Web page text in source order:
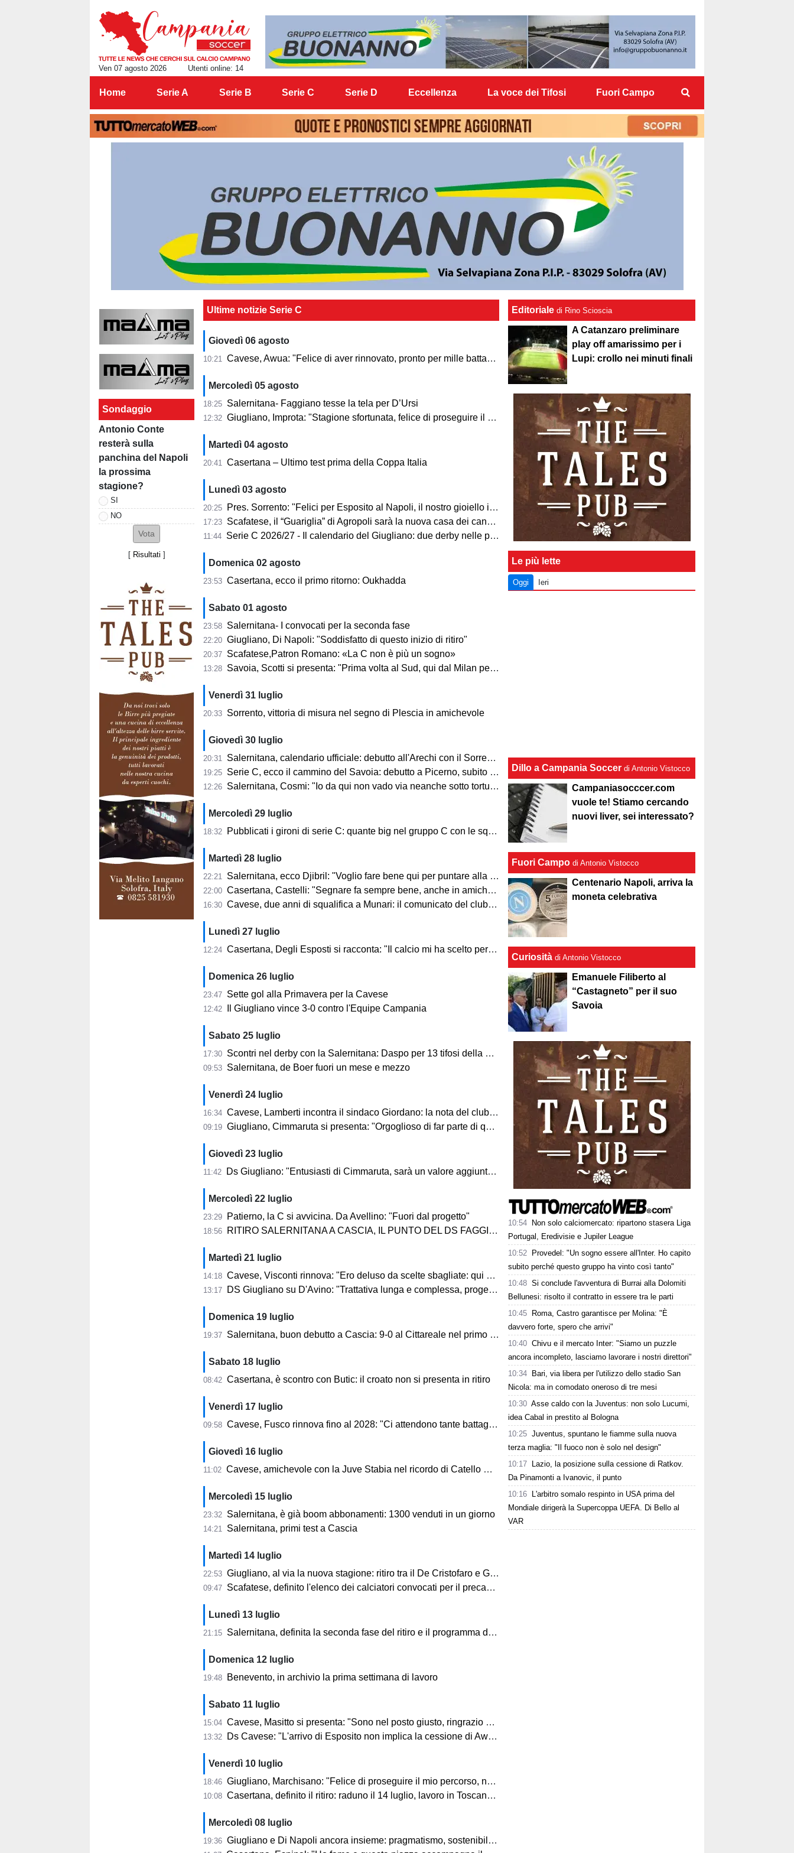
Ven 07 agosto 2026 Utenti online: 14
Home Serie A Serie B Serie C Serie D Eccellenza La voce dei Tifosi Fuori Campo
Sondaggio
Antonio Conte
resterà sulla
panchina del Napoli
la prossima
stagione?
SI
NO
[ Risultati ]
Ultime notizie Serie C
Giovedì 06 agosto
10:21 Cavese, Awua: "Felice di aver rinnovato, pronto per mille battaglie"
Mercoledì 05 agosto
18:25 Salernitana- Faggiano tesse la tela per D’Ursi
12:32 Giugliano, Improta: "Stagione sfortunata, felice di proseguire il percorso"
Martedì 04 agosto
20:41 Casertana – Ultimo test prima della Coppa Italia
Lunedì 03 agosto
20:25 Pres. Sorrento: "Felici per Esposito al Napoli, il nostro gioiello in ottime mani"
17:23 Scafatese, il “Guariglia” di Agropoli sarà la nuova casa dei canarini
11:44 Serie C 2026/27 - Il calendario del Giugliano: due derby nelle prime tre
Domenica 02 agosto
23:53 Casertana, ecco il primo ritorno: Oukhadda
Sabato 01 agosto
23:58 Salernitana- I convocati per la seconda fase
22:20 Giugliano, Di Napoli: "Soddisfatto di questo inizio di ritiro"
20:37 Scafatese,Patron Romano: «La C non è più un sogno»
13:28 Savoia, Scotti si presenta: "Prima volta al Sud, qui dal Milan per il club e la piazza"
Venerdì 31 luglio
20:33 Sorrento, vittoria di misura nel segno di Plescia in amichevole
Giovedì 30 luglio
20:31 Salernitana, calendario ufficiale: debutto all'Arechi con il Sorrento, poi la Cavese
19:25 Serie C, ecco il cammino del Savoia: debutto a Picerno, subito il derby con la Casertana
12:26 Salernitana, Cosmi: "Io da qui non vado via neanche sotto tortura"
Mercoledì 29 luglio
18:32 Pubblicati i gironi di serie C: quante big nel gruppo C con le squadre campane
Martedì 28 luglio
22:21 Salernitana, ecco Djibril: "Voglio fare bene qui per puntare alla Nazionale"
22:00 Casertana, Castelli: "Segnare fa sempre bene, anche in amichevole"
16:30 Cavese, due anni di squalifica a Munari: il comunicato del club metelliano
Lunedì 27 luglio
12:24 Casertana, Degli Esposti si racconta: "Il calcio mi ha scelto per caso, ma lo studio mi ha reso quello che sono"
Domenica 26 luglio
23:47 Sette gol alla Primavera per la Cavese
12:42 Il Giugliano vince 3-0 contro l'Equipe Campania
Sabato 25 luglio
17:30 Scontri nel derby con la Salernitana: Daspo per 13 tifosi della Casertana
09:53 Salernitana, de Boer fuori un mese e mezzo
Venerdì 24 luglio
16:34 Cavese, Lamberti incontra il sindaco Giordano: la nota del club metelliano
09:19 Giugliano, Cimmaruta si presenta: "Orgoglioso di far parte di questo club"
Giovedì 23 luglio
11:42 Ds Giugliano: "Entusiasti di Cimmaruta, sarà un valore aggiunto per noi"
Mercoledì 22 luglio
23:29 Patierno, la C si avvicina. Da Avellino: "Fuori dal progetto"
18:56 RITIRO SALERNITANA A CASCIA, IL PUNTO DEL DS FAGGIANO
Martedì 21 luglio
14:18 Cavese, Visconti rinnova: "Ero deluso da scelte sbagliate: qui ho ritrovato la voglia"
13:17 DS Giugliano su D'Avino: "Trattativa lunga e complessa, progetto credibile"
Domenica 19 luglio
19:37 Salernitana, buon debutto a Cascia: 9-0 al Cittareale nel primo test del ritiro
Sabato 18 luglio
08:42 Casertana, è scontro con Butic: il croato non si presenta in ritiro
Venerdì 17 luglio
09:58 Cavese, Fusco rinnova fino al 2028: "Ci attendono tante battaglie"
Giovedì 16 luglio
11:02 Cavese, amichevole con la Juve Stabia nel ricordo di Catello Mari
Mercoledì 15 luglio
23:32 Salernitana, è già boom abbonamenti: 1300 venduti in un giorno
14:21 Salernitana, primi test a Cascia
Martedì 14 luglio
22:53 Giugliano, al via la nuova stagione: ritiro tra il De Cristofaro e Galzignano Terme
09:47 Scafatese, definito l'elenco dei calciatori convocati per il precampionato
Lunedì 13 luglio
21:15 Salernitana, definita la seconda fase del ritiro e il programma dei test estivi
Domenica 12 luglio
19:48 Benevento, in archivio la prima settimana di lavoro
Sabato 11 luglio
15:04 Cavese, Masitto si presenta: "Sono nel posto giusto, ringrazio Prosperi"
13:32 Ds Cavese: "L'arrivo di Esposito non implica la cessione di Awua"
Venerdì 10 luglio
18:46 Giugliano, Marchisano: "Felice di proseguire il mio percorso, non vedo l'ora"
10:08 Casertana, definito il ritiro: raduno il 14 luglio, lavoro in Toscana dal 21
Mercoledì 08 luglio
19:36 Giugliano e Di Napoli ancora insieme: pragmatismo, sostenibilità e versatilità
Editoriale di Rino Scioscia
A Catanzaro preliminare
play off amarissimo per i
Lupi: crollo nei minuti finali
Le più lette
Oggi Ieri
Dillo a Campania Soccer di Antonio Vistocco
Campaniasocccer.com
vuole te! Stiamo cercando
nuovi liver, sei interessato?
Fuori Campo di Antonio Vistocco
Centenario Napoli, arriva la
moneta celebrativa
Curiosità di Antonio Vistocco
Emanuele Filiberto al
“Castagneto” per il suo
Savoia
10:54
Non solo calciomercato: ripartono stasera Liga
Portugal, Eredivisie e Jupiler League
10:52
Provedel: "Un sogno essere all'Inter. Ho capito
subito perché questo gruppo ha vinto così tanto"
10:48 Si conclude l'avventura di Burrai alla Dolomiti
Bellunesi: risolto il contratto in essere tra le parti
10:45
Roma, Castro garantisce per Molina: "È
davvero forte, spero che arrivi"
10:40 Chivu e il mercato Inter: "Siamo un puzzle
ancora incompleto, lasciamo lavorare i nostri direttori"
10:34
Bari, via libera per l'utilizzo dello stadio San
Nicola: ma in comodato oneroso di tre mesi
10:30 Asse caldo con la Juventus: non solo Lucumi,
idea Cabal in prestito al Bologna
10:25 Juventus, spuntano le fiamme sulla nuova
terza maglia: "Il fuoco non è solo nel design"
10:17
Lazio, la posizione sulla cessione di Ratkov.
Da Pinamonti a Ivanovic, il punto
10:16
L'arbitro somalo respinto in USA prima del
Mondiale dirigerà la Supercoppa UEFA. Di Bello al
VAR